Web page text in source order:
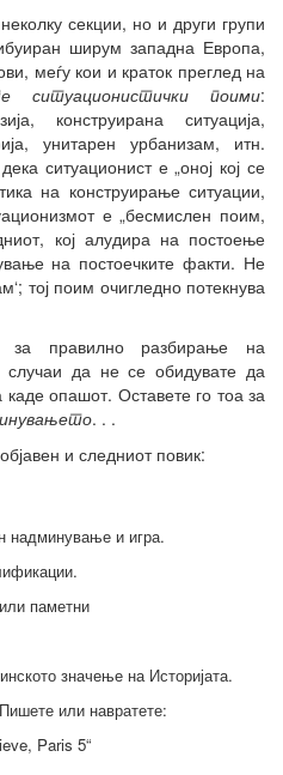
секции, но и други групи
ширум западна Европа,
меѓу кои и краток преглед на
ситуационистички поими:
конструирана ситуација,
унитарен урбанизам, итн.
ситуационист е „оној кој се
на конструирање ситуации,
е „бесмислен поим,
кој алудира на постоење
на постоечките факти. Не
тој поим очигледно потекнува
правилно разбирање на
случаи да не се обидувате да
опашот. Оставете го тоа за
. . .
и следниот повик:
надминување и игра.
паметни
значење на Историјата.
или навратете:
Paris 5“